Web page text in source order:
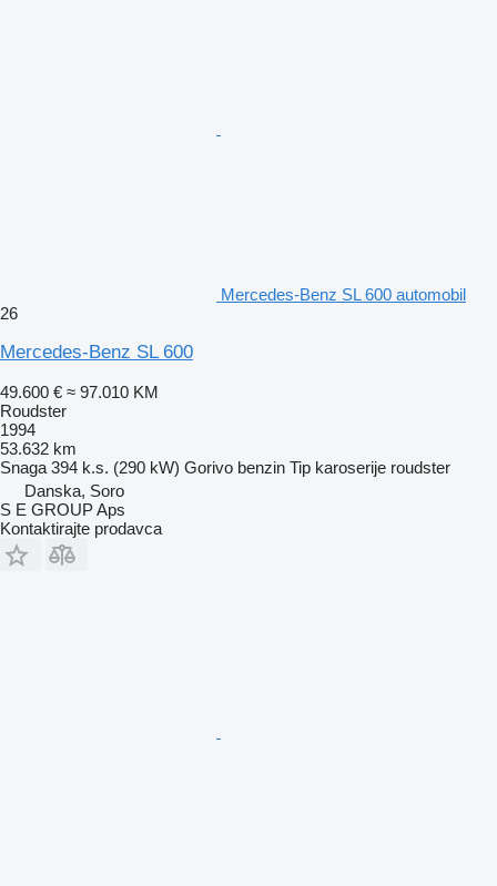
Mercedes-Benz SL 600 automobil
26
Mercedes-Benz SL 600
49.600 € ≈ 97.010 KM
Roudster
1994
53.632 km
Snaga 394 k.s. (290 kW) Gorivo benzin Tip karoserije roudster
Danska, Soro
S E GROUP Aps
Kontaktirajte prodavca